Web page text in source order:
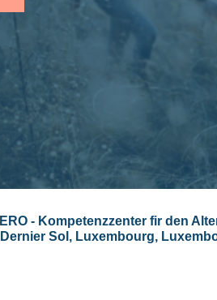
- Kompetenzzenter fir den
Sol, Luxembourg,